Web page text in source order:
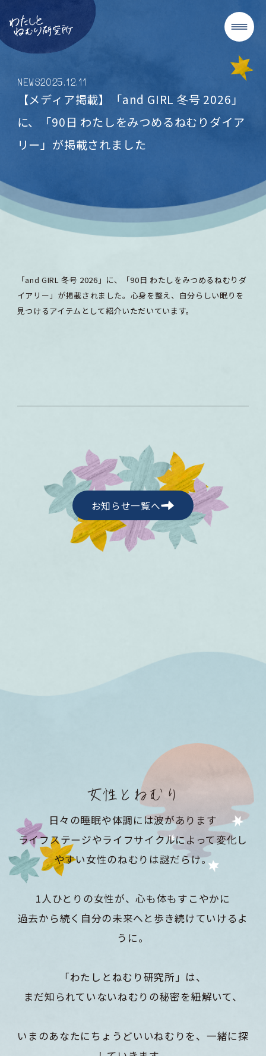
NEWS2025.12.11
【メディア掲載】「and GIRL 冬号 2026」
に、「90日 わたしをみつめるねむりダイア
リー」が掲載されました
「and GIRL 冬号 2026」に、「90日 わたしをみつめるねむりダ
イアリー」が掲載されました。心身を整え、自分らしい眠りを
見つけるアイテムとして紹介いただいています。
お知らせ一覧へ
女性とねむり
日々の睡眠や体調には波があります
ライフステージやライフサイクルによって変化し
やすい女性のねむりは謎だらけ。
1人ひとりの女性が、心も体もすこやかに
過去から続く自分の未来へと歩き続けていけるよ
うに。
「わたしとねむり研究所」は、
まだ知られていないねむりの秘密を紐解いて、
いまのあなたにちょうどいいねむりを、一緒に探